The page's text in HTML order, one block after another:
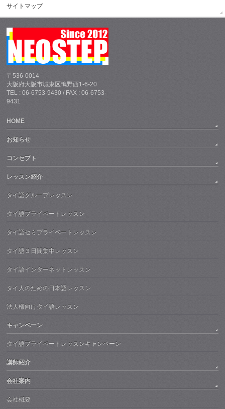
サイトマップ
〒536-0014
大阪府大阪市城東区鴫野西1-6-20
TEL : 06-6753-9430 / FAX : 06-6753-
9431
HOME
お知らせ
コンセプト
レッスン紹介
タイ語グループレッスン
タイ語プライベートレッスン
タイ語セミプライベートレッスン
タイ語３日間集中レッスン
タイ語インターネットレッスン
タイ人のための日本語レッスン
法人様向けタイ語レッスン
キャンペーン
タイ語プライベートレッスンキャンペーン
講師紹介
会社案内
会社概要